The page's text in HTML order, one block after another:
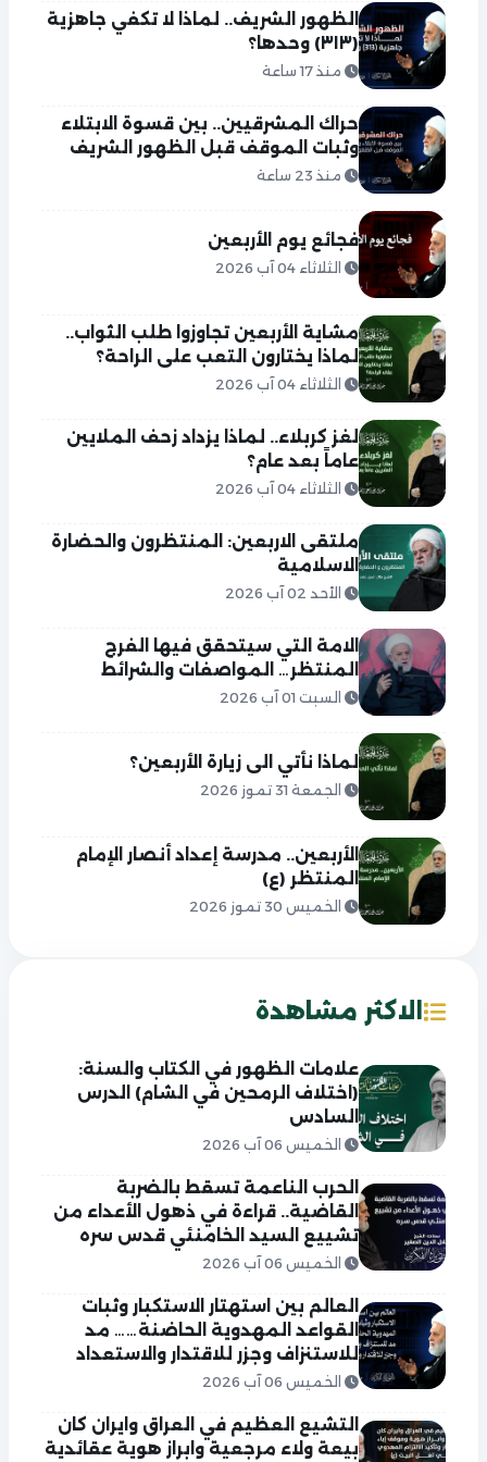
الظهور الشريف.. لماذا لا تكفي جاهزية
(٣١٣) وحدها؟
منذ 17 ساعة
حراك المشرقيين.. بين قسوة الابتلاء
وثبات الموقف قبل الظهور الشريف
منذ 23 ساعة
فجائع يوم الأربعين
الثلاثاء 04 آب 2026
مشاية الأربعين تجاوزوا طلب الثواب..
لماذا يختارون التعب على الراحة؟
الثلاثاء 04 آب 2026
لغز كربلاء.. لماذا يزداد زحف الملايين
عاماً بعد عام؟
الثلاثاء 04 آب 2026
ملتقى الاربعين: المنتظرون والحضارة
الاسلامية
الأحد 02 آب 2026
الامة التي سيتحقق فيها الفرج
المنتظر… المواصفات والشرائط
السبت 01 آب 2026
لماذا نأتي الى زيارة الأربعين؟
الجمعة 31 تموز 2026
الأربعين.. مدرسة إعداد أنصار الإمام
المنتظر (ع)
الخميس 30 تموز 2026
الاكثر مشاهدة
علامات الظهور في الكتاب والسنة:
(اختلاف الرمحين في الشام) الدرس
السادس
الخميس 06 آب 2026
الحرب الناعمة تسقط بالضربة
القاضية.. قراءة في ذهول الأعداء من
تشييع السيد الخامنئي قدس سره
الخميس 06 آب 2026
العالم بين استهتار الاستكبار وثبات
القواعد المهدوية الحاضنة…… مد
للاستنزاف وجزر للاقتدار والاستعداد
الخميس 06 آب 2026
التشيع العظيم في العراق وايران كان
بيعة ولاء مرجعية وابراز هوية عقائدية